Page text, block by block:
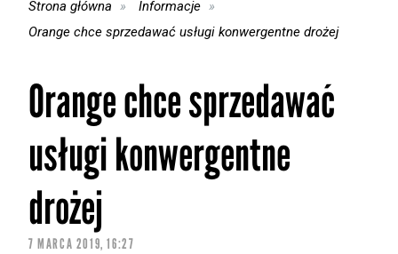
Strona główna
Informacje
Orange chce sprzedawać usługi konwergentne drożej
Orange chce sprzedawać
usługi konwergentne
drożej
7 MARCA 2019, 16:27